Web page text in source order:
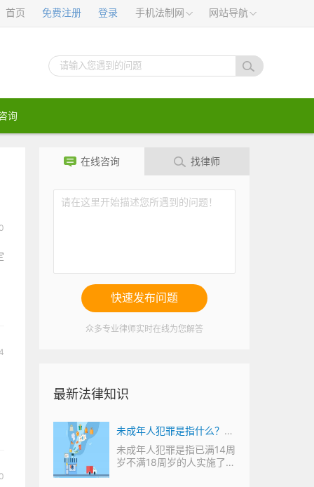
首页 免费注册 登录 手机法制网 网站导航
询
在线咨询 找律师
快速发布问题
众多专业律师实时在线为您解答
最新法律知识
未成年人犯罪是指什么？未
成年人犯罪需要承担刑事责
任吗？
未成年人犯罪是指已满14周
岁不满18周岁的人实施了犯